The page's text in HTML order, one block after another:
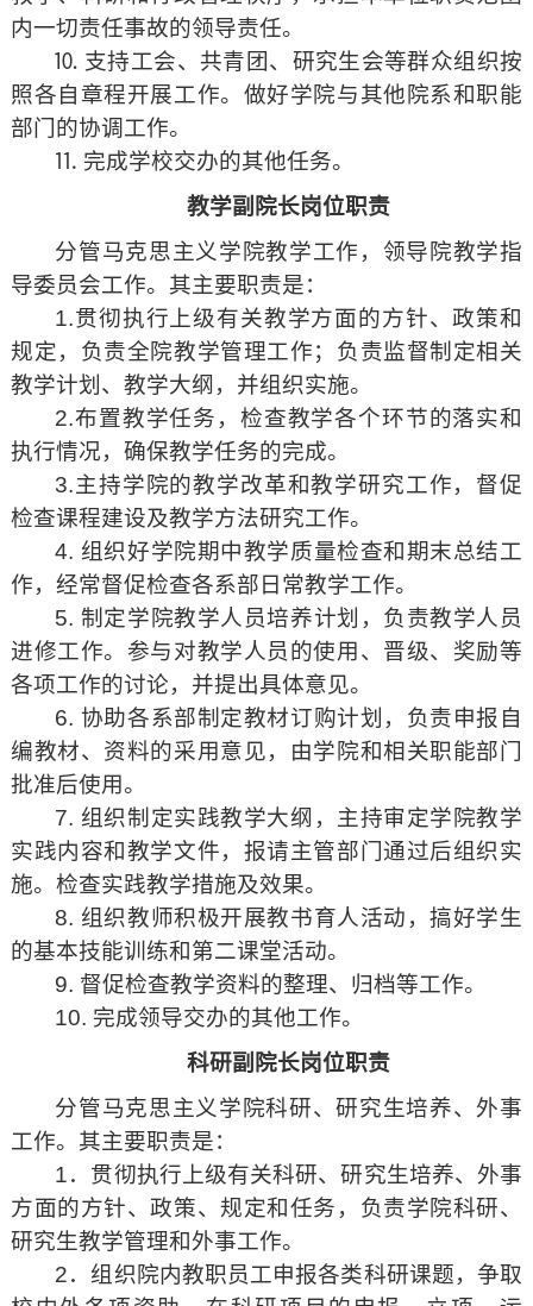
内一切责任事故的领导责任。
⒑ 支持工会、共青团、研究生会等群众组织按
照各自章程开展工作。做好学院与其他院系和职能
部门的协调工作。
⒒ 完成学校交办的其他任务。
教学副院长岗位职责
分管马克思主义学院教学工作，领导院教学指
导委员会工作。其主要职责是：
1.贯彻执行上级有关教学方面的方针、政策和
规定，负责全院教学管理工作；负责监督制定相关
教学计划、教学大纲，并组织实施。
2.布置教学任务，检查教学各个环节的落实和
执行情况，确保教学任务的完成。
3.主持学院的教学改革和教学研究工作，督促
检查课程建设及教学方法研究工作。
4. 组织好学院期中教学质量检查和期末总结工
作，经常督促检查各系部日常教学工作。
5. 制定学院教学人员培养计划，负责教学人员
进修工作。参与对教学人员的使用、晋级、奖励等
各项工作的讨论，并提出具体意见。
6. 协助各系部制定教材订购计划，负责申报自
编教材、资料的采用意见，由学院和相关职能部门
批准后使用。
7. 组织制定实践教学大纲，主持审定学院教学
实践内容和教学文件，报请主管部门通过后组织实
施。检查实践教学措施及效果。
8. 组织教师积极开展教书育人活动，搞好学生
的基本技能训练和第二课堂活动。
9. 督促检查教学资料的整理、归档等工作。
10. 完成领导交办的其他工作。
科研副院长岗位职责
分管马克思主义学院科研、研究生培养、外事
工作。其主要职责是：
1．贯彻执行上级有关科研、研究生培养、外事
方面的方针、政策、规定和任务，负责学院科研、
研究生教学管理和外事工作。
2．组织院内教职员工申报各类科研课题，争取